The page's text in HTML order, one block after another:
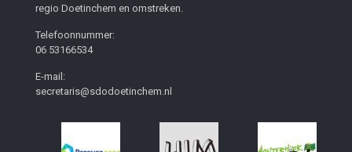
regio Doetinchem en omstreken.
Telefoonnummer:
06 53166534
E-mail:
secretaris@sdodoetinchem.nl